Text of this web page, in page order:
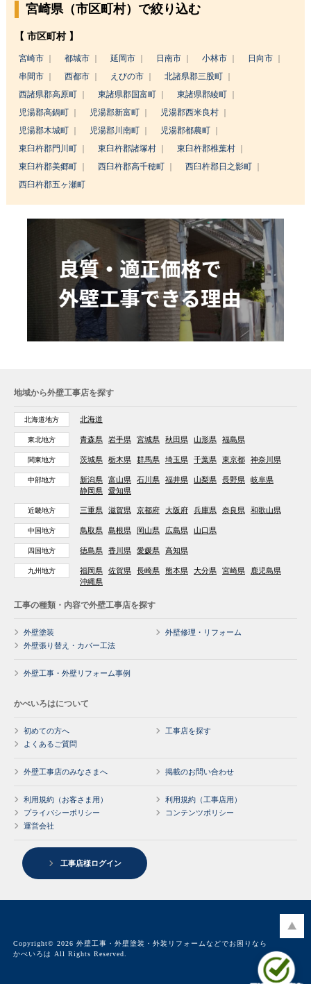
宮崎県（市区町村）で絞り込む
【 市区町村 】
宮崎市 都城市 延岡市 日南市 小林市
日向市
串間市
西都市 えびの市
北諸県郡三股町
西諸県郡高原町
東諸県郡国富町
東諸県郡綾町
児湯郡高鍋町
児湯郡新富町
児湯郡西米良村
児湯郡木城町
児湯郡川南町
児湯郡都農町
東臼杵郡門川町
東臼杵郡諸塚村
東臼杵郡椎葉村
東臼杵郡美郷町
西臼杵郡高千穂町
西臼杵郡日之影町
西臼杵郡五ヶ瀬町
地域から外壁工事店を探す
北海道地方 北海道
東北地方 青森県 岩手県 宮城県 秋田県 山形県 福島県
関東地方 茨城県 栃木県 群馬県 埼玉県 千葉県 東京都 神奈川県
中部地方 新潟県 富山県 石川県 福井県 山梨県 長野県
岐阜県
静岡県
愛知県
近畿地方 三重県 滋賀県 京都府 大阪府 兵庫県 奈良県 和歌山県
中国地方 鳥取県 島根県 岡山県 広島県 山口県
四国地方 徳島県 香川県 愛媛県 高知県
九州地方 福岡県 佐賀県 長崎県 熊本県 大分県 宮崎県
鹿児島県
沖縄県
工事の種類・内容で外壁工事店を探す
外壁塗装
外壁修理・リフォーム
外壁張り替え・カバー工法
外壁工事・外壁リフォーム事例
かべいろはについて
初めての方へ
工事店を探す
よくあるご質問
外壁工事店のみなさまへ 掲載のお問い合わせ
利用規約（お客さま用）
利用規約（工事店用）
プライバシーポリシー
コンテンツポリシー
運営会社
工事店様ログイン
Copyright© 2026 外壁工事・外壁塗装・外装リフォームなどでお困りなら
かべいろは All Rights Reserved.